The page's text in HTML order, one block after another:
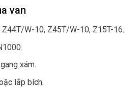
van
W-10, Z45T/W-10, Z15T-16.
xám.
lắp bích.